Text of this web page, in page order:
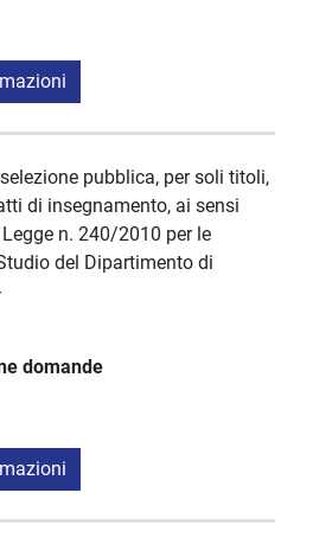
pubblica, per soli titoli,
di insegnamento, ai sensi
n. 240/2010 per le
del Dipartimento di
domande